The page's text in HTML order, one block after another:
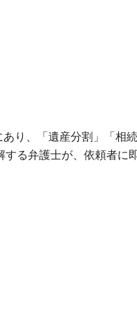
、「遺産分割」「相
る弁護士が、依頼者